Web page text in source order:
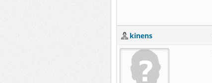
kinens